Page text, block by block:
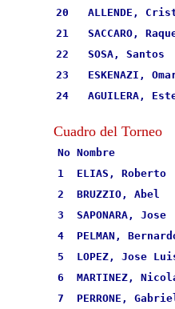
20   ALLENDE,
21   SACCARO,
22   SOSA,
23   ESKENAZI,
24   AGUILERA,
Cuadro del Torneo
No Nombre
1  ELIAS,
2  BRUZZIO,
3  SAPONARA,
4  PELMAN,
5  LOPEZ, Jose
6  MARTINEZ,
7  PERRONE,